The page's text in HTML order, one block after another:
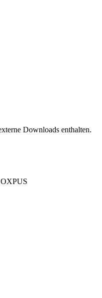
Downloads enthalten.